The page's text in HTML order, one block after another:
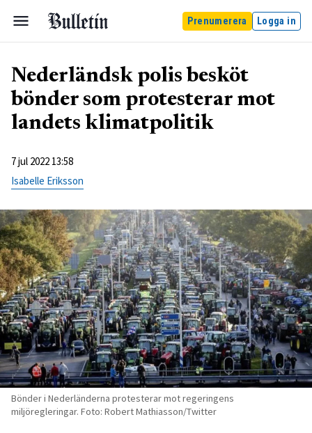
Prenumerera Logga in
Nederländsk polis besköt
bönder som protesterar mot
landets klimatpolitik
7 jul 2022 13:58
Isabelle Eriksson
Bönder i Nederländerna protesterar mot regeringens
miljöregleringar. Foto: Robert Mathiasson/Twitter